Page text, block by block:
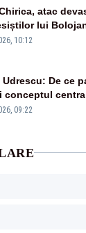
atac
lui
și natura, dar
10:12
Udrescu: De ce
conceptul
09:22